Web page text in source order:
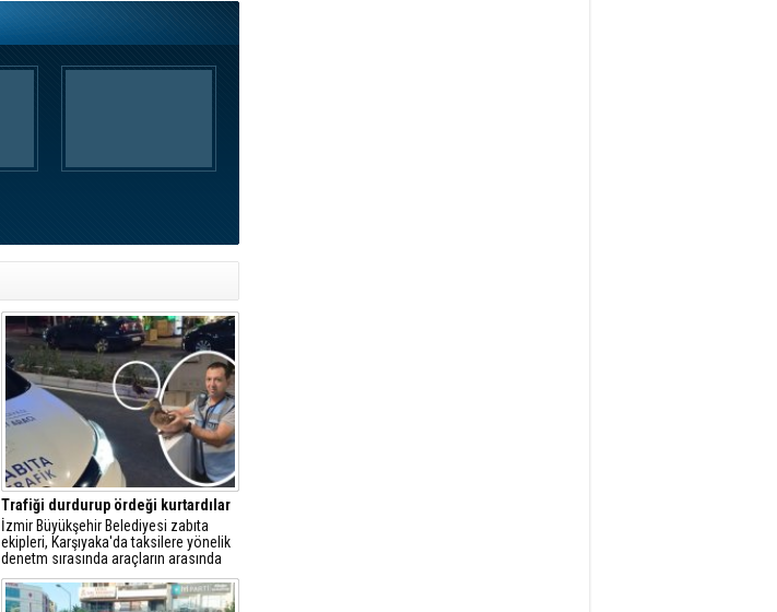
Trafiği durdurup ördeği kurtardılar
İzmir Büyükşehir Belediyesi zabıta
ekipleri, Karşıyaka'da taksilere yönelik
denetm sırasında araçların arasında
kalan yeşilbaşlı dişi ördeği fark ederek
trafiği durdurdu.